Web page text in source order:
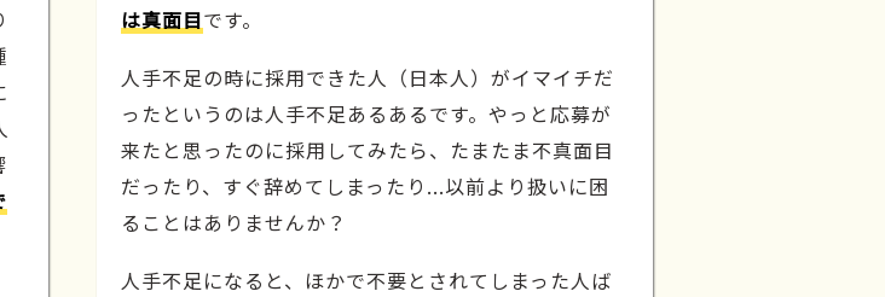
は真面目です。
人手不足の時に採用できた人（日本人）がイマイチだ
ったというのは人手不足あるあるです。やっと応募が
来たと思ったのに採用してみたら、たまたま不真面目
だったり、すぐ辞めてしまったり...以前より扱いに困
ることはありませんか？
人手不足になると、ほかで不要とされてしまった人ば